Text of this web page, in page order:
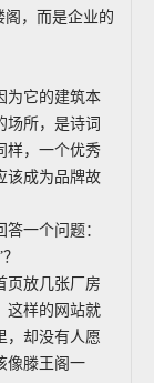
阁，而是企业的
为它的建筑本
所，是诗词
样，一个优秀
该成为品牌故
一个问题：
页放几张厂房
这样的网站就
却没有人愿
像滕王阁一